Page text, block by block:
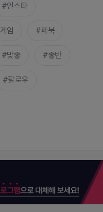
인스타
게임 페북
맞좋 좋반
팔로우